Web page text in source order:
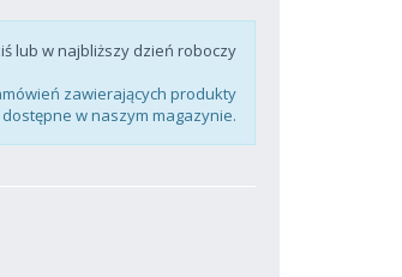
lub w najbliższy dzień roboczy
zawierających produkty
dostępne w naszym magazynie.